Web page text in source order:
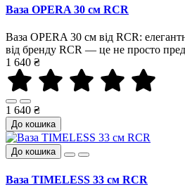
Ваза OPERA 30 см RCR
Ваза OPERA 30 см від RCR:
від бренду RCR — це не просто
1 640 ₴
1 640 ₴
До кошика
До кошика
Ваза TIMELESS 33 см RCR